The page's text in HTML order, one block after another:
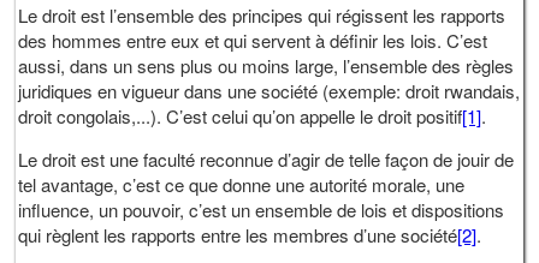
Le droit est l’ensemble des principes qui régissent les rapports
des hommes entre eux et qui servent à définir les lois. C’est
aussi, dans un sens plus ou moins large, l’ensemble des règles
juridiques en vigueur dans une société (exemple: droit rwandais,
droit congolais,...). C’est celui qu’on appelle le droit positif[1].
Le droit est une faculté reconnue d’agir de telle façon de jouir de
tel avantage, c’est ce que donne une autorité morale, une
influence, un pouvoir, c’est un ensemble de lois et dispositions
qui règlent les rapports entre les membres d’une société[2].